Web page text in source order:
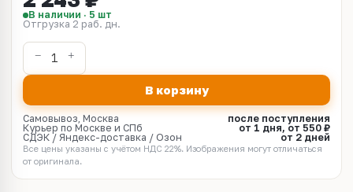
В наличии · 5 шт
Отгрузка 2 раб. дн.
В корзину
Самовывоз, Москва
после поступления
Курьер по Москве и СПб
от 1 дня, от 550 ₽
СДЭК / Яндекс-доставка / Озон
от 2 дней
Все цены указаны с учётом НДС 22%. Изображения могут отличаться
от оригинала.